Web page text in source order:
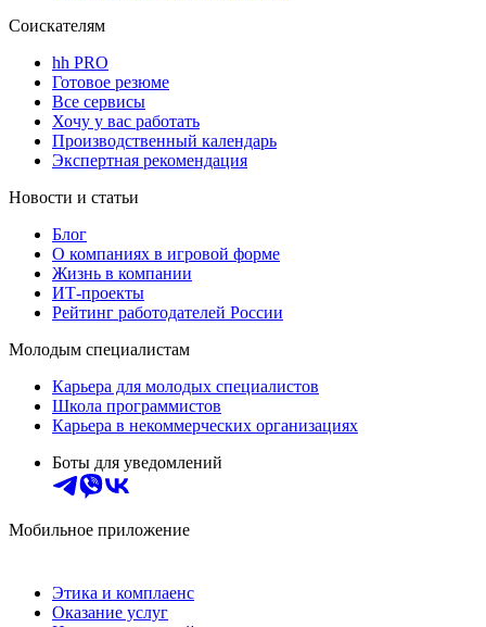
Соискателям
hh PRO
Готовое резюме
Все сервисы
Хочу у вас работать
Производственный календарь
Экспертная рекомендация
Новости и статьи
Блог
О компаниях в игровой форме
Жизнь в компании
ИТ-проекты
Рейтинг работодателей России
Молодым специалистам
Карьера для молодых специалистов
Школа программистов
Карьера в некоммерческих организациях
Боты для уведомлений
Мобильное приложение
Этика и комплаенс
Оказание услуг